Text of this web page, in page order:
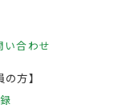
い合わせ
方】